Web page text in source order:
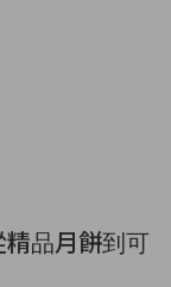
品月餅到可